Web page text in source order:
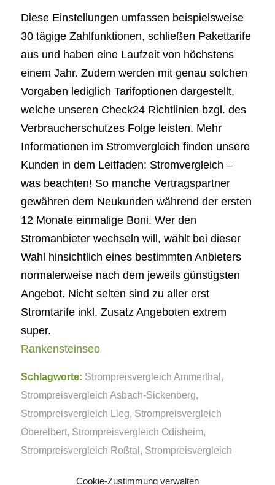
Cookie-Zustimmung verwalten
Diese Einstellungen umfassen beispielsweise
30 tägige Zahlfunktionen, schließen Pakettarife
aus und haben eine Laufzeit von höchstens
einem Jahr. Zudem werden mit genau solchen
Vorgaben lediglich Tarifoptionen dargestellt,
welche unseren Check24 Richtlinien bzgl. des
Verbraucherschutzes Folge leisten. Mehr
Informationen im Stromvergleich finden unsere
Kunden in dem Leitfaden: Stromvergleich –
was beachten! So manche Vertragspartner
gewähren dem Neukunden während der ersten
12 Monate einmalige Boni. Wer den
Stromanbieter wechseln will, wählt bei dieser
Wahl hinsichtlich eines bestimmten Anbieters
normalerweise nach dem jeweils günstigsten
Angebot. Nicht selten sind zu aller erst
Stromtarife inkl. Zusatz Angeboten extrem
super.
Rankensteinseo
Schlagworte: Strompreisvergleich Ammerthal,
Strompreisvergleich Asbach-Sickenberg,
Strompreisvergleich Lieg, Strompreisvergleich
Oberelbert, Strompreisvergleich Odisheim,
Strompreisvergleich Roßtal, Strompreisvergleich